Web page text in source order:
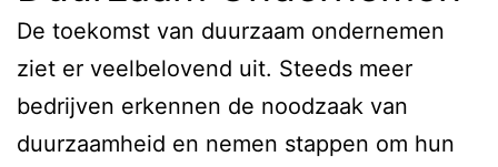
De toekomst van duurzaam ondernemen
ziet er veelbelovend uit. Steeds meer
bedrijven erkennen de noodzaak van
duurzaamheid en nemen stappen om hun